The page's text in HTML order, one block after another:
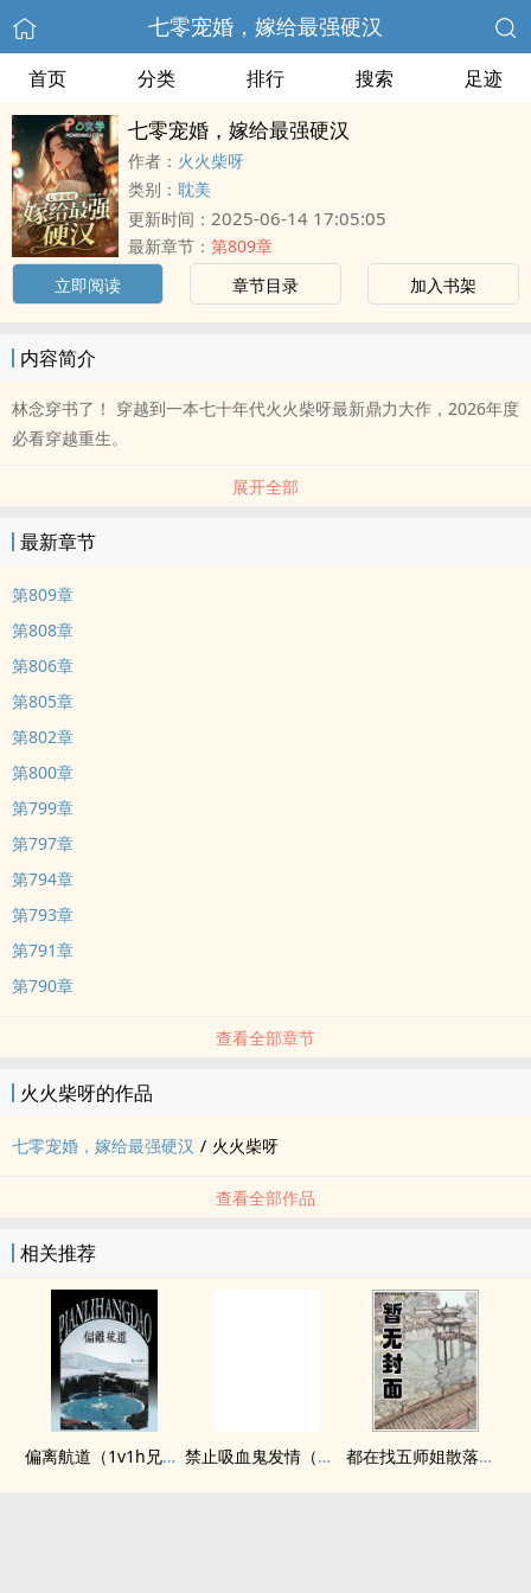
七零宠婚，嫁给最强硬汉
首页 分类 排行 搜索 足迹
七零宠婚，嫁给最强硬汉
作者： 火火柴呀
类别： 耽美
更新时间： 2025-06-14 17:05:05
最新章节： 第809章
立即阅读
章节目录 加入书架
内容简介
林念穿书了！ 穿越到一本七十年代火火柴呀最新鼎力大作，2026年度
必看穿越重生。
展开全部
最新章节
第809章
第808章
第806章
第805章
第802章
第800章
第799章
第797章
第794章
第793章
第791章
第790章
查看全部章节
火火柴呀的作品
七零宠婚，嫁给最强硬汉 / 火火柴呀
查看全部作品
相关推荐
偏离航道（1v1h兄妹骨科bg） 禁止吸血鬼发情（姐狗高H 1v1） 都在找五师姐散落的法宝